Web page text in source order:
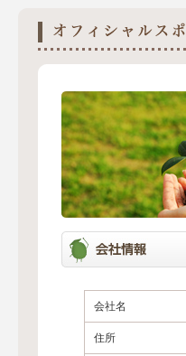
会社名
住所